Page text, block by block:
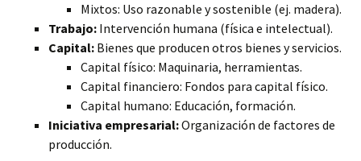
Mixtos: Uso razonable y sostenible (ej. madera).
Trabajo: Intervención humana (física e intelectual).
Capital: Bienes que producen otros bienes y servicios.
Capital físico: Maquinaria, herramientas.
Capital financiero: Fondos para capital físico.
Capital humano: Educación, formación.
Iniciativa empresarial:Organización de factores de
producción.